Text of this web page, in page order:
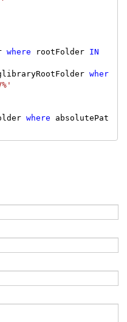
where rootFolder IN
wher
where absolutePat